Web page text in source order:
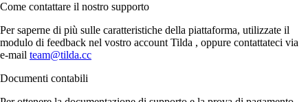
Come contattare il nostro supporto
Per saperne di più sulle caratteristiche della piattaforma, utilizzate il
modulo di feedback nel vostro account Tilda , oppure contattateci via
e-mail team@tilda.cc
Documenti contabili